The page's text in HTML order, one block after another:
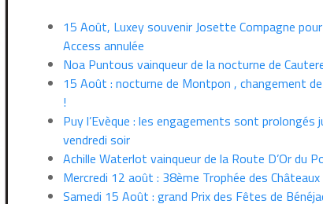
15 Août, Luxey souvenir Josette Compagne
Access annulée
Noa Puntous vainqueur de la nocturne de
15 Août : nocturne de Montpon , changement
!
Puy l’Evèque : les engagements sont prolongés
vendredi soir
Achille Waterlot vainqueur de la Route D’Or du
Mercredi 12 août : 38ème Trophée des Châteaux
Samedi 15 Août : grand Prix des Fêtes de